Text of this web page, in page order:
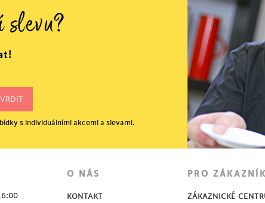
slevu?
s individuálními akcemi a slevami.
O NÁS
KONTAKT
PRO
ZÁKAZNICKÉ